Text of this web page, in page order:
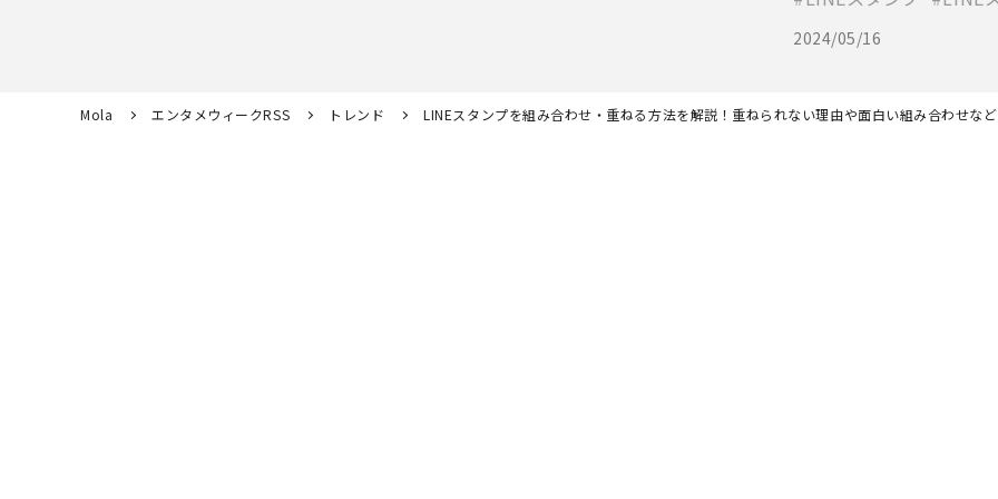
2024/05/16
Mola エンタメウィークRSS トレンド LINEスタンプを組み合わせ・重ねる方法を解説！重ねられない理由や面白い組み合わせなど